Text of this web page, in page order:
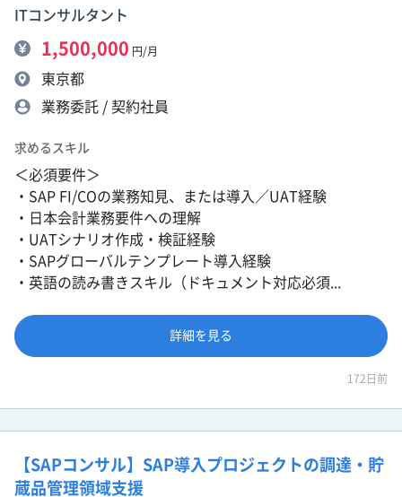
ITコンサルタント
1,500,000 円/月
東京都
業務委託 / 契約社員
求めるスキル
＜必須要件＞
・SAP FI/COの業務知見、または導入／UAT経験
・日本会計業務要件への理解
・UATシナリオ作成・検証経験
・SAPグローバルテンプレート導入経験
・英語の読み書きスキル（ドキュメント対応必須...
詳細を見る
172日前
【SAPコンサル】SAP導入プロジェクトの調達・貯
蔵品管理領域支援